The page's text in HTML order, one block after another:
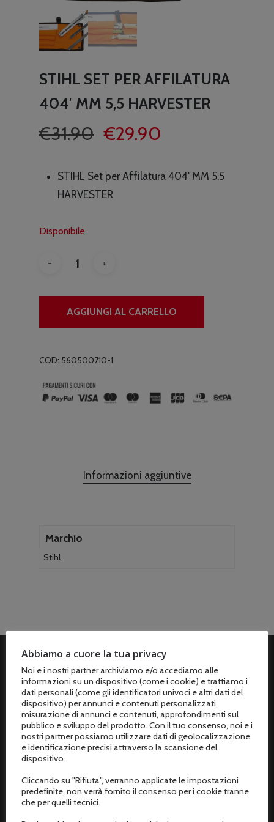
STIHL SET PER AFFILATURA
404′ MM 5,5 HARVESTER
€31.90 Il
originale
era:
€29.90
attuale
STIHL Set per Affilatura 404′ MM 5,5
HARVESTER
Disponibile
AGGIUNGI AL CARRELLO
COD: 560500710-1
Informazioni aggiuntive
Marchio
Stihl
ASSISTENZA CLIENTI
Spedizioni
Metodi di pagamento
Termini e condizioni di vendita
Recesso dal contratto
Abbiamo a cuore la tua privacy
Noi e i nostri partner archiviamo e/o accediamo alle
informazioni su un dispositivo (come i cookie) e trattiamo i
dati personali (come gli identificatori univoci e altri dati del
dispositivo) per annunci e contenuti personalizzati,
misurazione di annunci e contenuti, approfondimenti sul
pubblico e sviluppo del prodotto. Con il tuo consenso, noi e i
nostri partner possiamo utilizzare dati di geolocalizzazione
e identificazione precisi attraverso la scansione del
dispositivo.
Cliccando su "Rifiuta", verranno applicate le impostazioni
predefinite, non verrà fornito il consenso per i cookie tranne
che per quelli tecnici.